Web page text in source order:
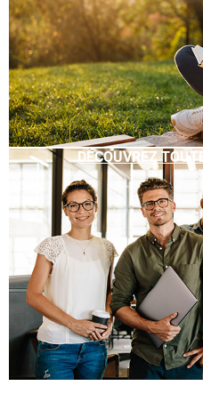
DÉCOUVREZ